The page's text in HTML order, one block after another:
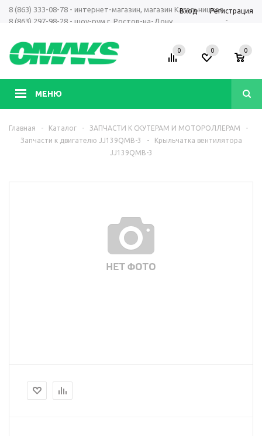
8 (863) 333-08-78 - интернет-магазин, магазин Кагальницкая
8 (863) 297-98-28 - шоу-рум г. Ростов-на-Дону
-
Вход Регистрация
МЕНЮ
0 0 0
Главная - Каталог - ЗАПЧАСТИ К СКУТЕРАМ И МОТОРОЛЛЕРАМ
-
Запчасти к двигателю JJ139QMB-3
-
Крыльчатка вентилятора
JJ139QMB-3